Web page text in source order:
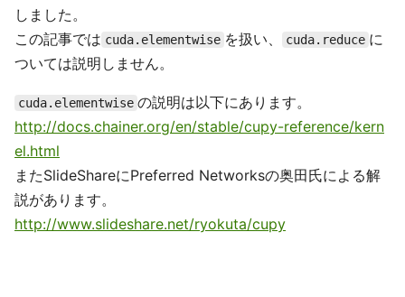
しました。
この記事では cuda.elementwise を扱い、 cuda.reduce に
ついては説明しません。
cuda.elementwise の説明は以下にあります。
http://docs.chainer.org/en/stable/cupy-reference/kern
el.html
またSlideShareにPreferred Networksの奥田氏による解
説があります。
http://www.slideshare.net/ryokuta/cupy